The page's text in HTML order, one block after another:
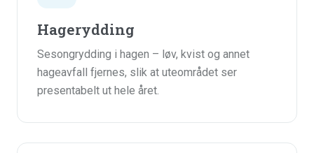
Hagerydding
Sesongrydding i hagen – løv, kvist og annet
hageavfall fjernes, slik at uteområdet ser
presentabelt ut hele året.